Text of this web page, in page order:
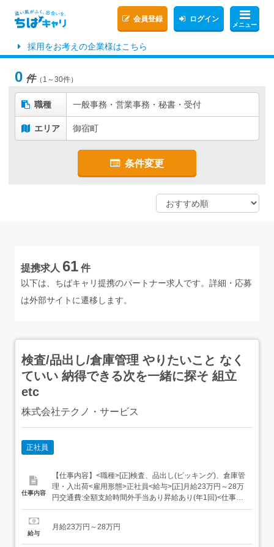
メニュー
会員登録 ログイン
採用をお考えの企業様はこちら
0 件（1～30件）
職種 一般事務・営業事務・秘書・受付
エリア 御宿町
条件変更
提携求人 61 件
以下は、ちばキャリ提携のパートナー求人です。詳細・応募
は外部サイトに遷移します。
検査/品出し/倉庫管理 やりたいこと なく
ていい 納得できる次を一緒に探そ 組立
etc
株式会社テクノ・サービス
正社員
仕事内容
【仕事内容】<職種>[正]検査、品出し(ピッキング)、倉庫管
理・入出荷<雇用形態>正社員<給与>[正]月給23万円～28万
円交通費:全額支給時間外手当あり昇給あり(年1回)<仕事内
容>組立・梱包などのこつこつ作業自分に合ったお仕事が
ボタンを押して、機械を動かす・加工された製品を、丁寧
給与
月給23万円～28万円